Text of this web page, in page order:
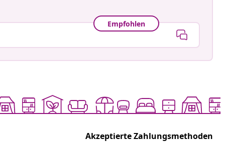
Empfohlen
Akzeptierte Zahlungsmethoden